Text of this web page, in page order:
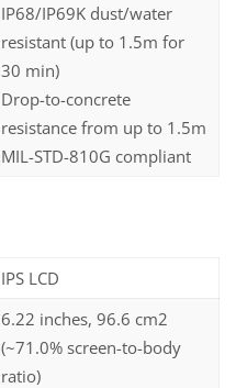
IP68/IP69K dust/water
resistant (up to 1.5m for
30 min)
Drop-to-concrete
resistance from up to 1.5m
MIL-STD-810G compliant
IPS LCD
6.22 inches, 96.6 cm2
(~71.0% screen-to-body
ratio)